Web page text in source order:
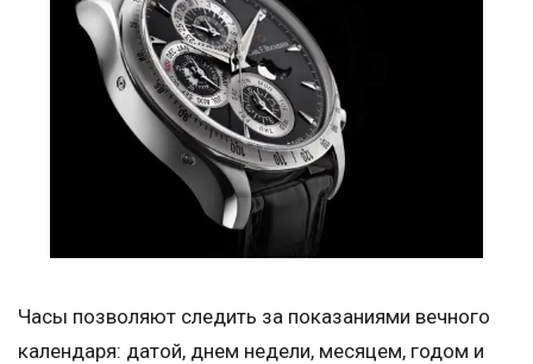
Часы позволяют следить за показаниями вечного
календаря: датой, днем недели, месяцем, годом и